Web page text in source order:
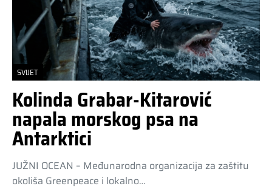
SVIJET
Kolinda Grabar-Kitarović
napala morskog psa na
Antarktici
JUŽNI OCEAN – Međunarodna organizacija za zaštitu
okoliša Greenpeace i lokalno…